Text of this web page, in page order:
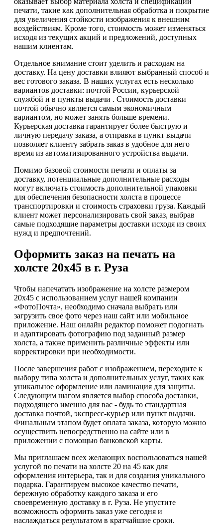
печати, такие как дополнительная обработка и покрытие
для увеличения стойкости изображения к внешним
воздействиям. Кроме того, стоимость может изменяться
исходя из текущих акций и предложений, доступных
нашим клиентам.
Отдельное внимание стоит уделить и расходам на
доставку. На цену доставки влияют выбранный способ и
вес готового заказа. В наших услугах есть несколько
вариантов доставки: почтой России, курьерской
службой и в пункты выдачи . Стоимость доставки
почтой обычно является самым экономичным
вариантом, но может занять больше времени.
Курьерская доставка гарантирует более быструю и
личную передачу заказа, а отправка в пункт выдачи
позволяет клиенту забрать заказ в удобное для него
время из автоматизированного устройства выдачи.
Помимо базовой стоимости печати и оплаты за
доставку, потенциальные дополнительные расходы
могут включать стоимость дополнительной упаковки
для обеспечения безопасности холста в процессе
транспортировки и стоимость страховки груза. Каждый
клиент может персонализировать свой заказ, выбрав
самые подходящие параметры доставки исходя из своих
нужд и предпочтений.
Оформить заказ на печать на
холсте 20х45 в г. Руза
Чтобы напечатать изображение на холсте размером
20х45 с использованием услуг нашей компании
«ФотоПочта», необходимо сначала выбрать или
загрузить свое фото через наш сайт или мобильное
приложение. Наш онлайн редактор поможет подогнать
и адаптировать фотографию под заданный размер
холста, а также применить различные эффекты или
корректировки при необходимости.
После завершения работ с изображением, переходите к
выбору типа холста и дополнительных услуг, таких как
уникальное оформление или ламинация для защиты.
Следующим шагом является выбор способа доставки,
подходящего именно для вас - будь то стандартная
доставка почтой, экспресс-курьер или пункт выдачи.
Финальным этапом будет оплата заказа, которую можно
осуществить непосредственно на сайте или в
приложении с помощью банковской карты.
Мы приглашаем всех желающих воспользоваться нашей
услугой по печати на холсте 20 на 45 как для
оформления интерьера, так и для создания уникального
подарка. Гарантируем высокое качество печати,
бережную обработку каждого заказа и его
своевременную доставку в г. Руза. Не упустите
возможность оформить заказ уже сегодня и
наслаждаться результатом в кратчайшие сроки.